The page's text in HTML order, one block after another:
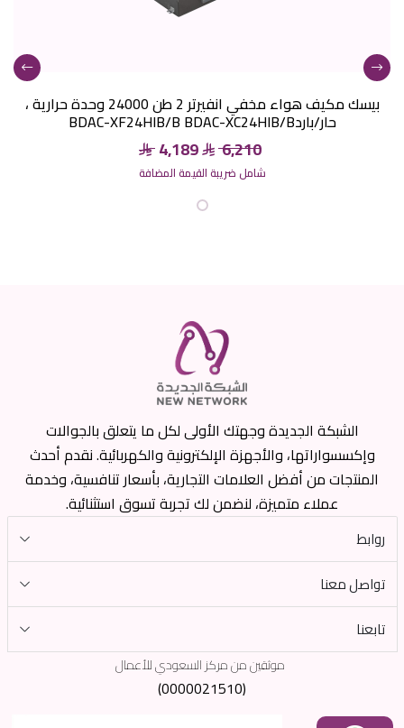
بيسك مكيف هواء مخفي انفيرتر 2 طن 24000 وحدة حرارية ،
حار/باردBDAC-XF24HIB/B BDAC-XC24HIB/B
6,210
4,189
شامل ضريبة القيمة المضافة
الشبكة الجديدة وجهتك الأولى لكل ما يتعلق بالجوالات
وإكسسواراتها، والأجهزة الإلكترونية والكهربائية. نقدم أحدث
المنتجات من أفضل العلامات التجارية، بأسعار تنافسية، وخدمة
عملاء متميزة، لنضمن لك تجربة تسوق استثنائية.
روابط
تواصل معنا
تابعنا
موثقين من مركز السعودي للأعمال
(0000021510)